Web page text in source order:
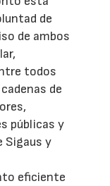
de
de ambos
todos
de
públicas y
Sigaus y
eficiente